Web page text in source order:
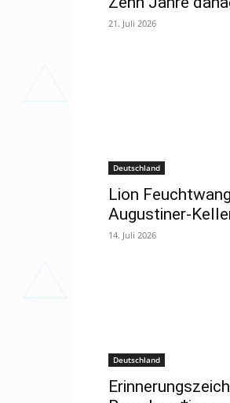
21. Juli 2026
Deutschland
Lion
Augustiner-
14. Juli 2026
Deutschland